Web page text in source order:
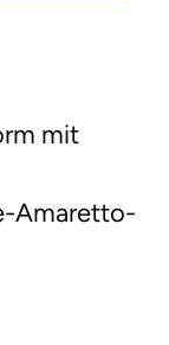
mit
Amaretto-